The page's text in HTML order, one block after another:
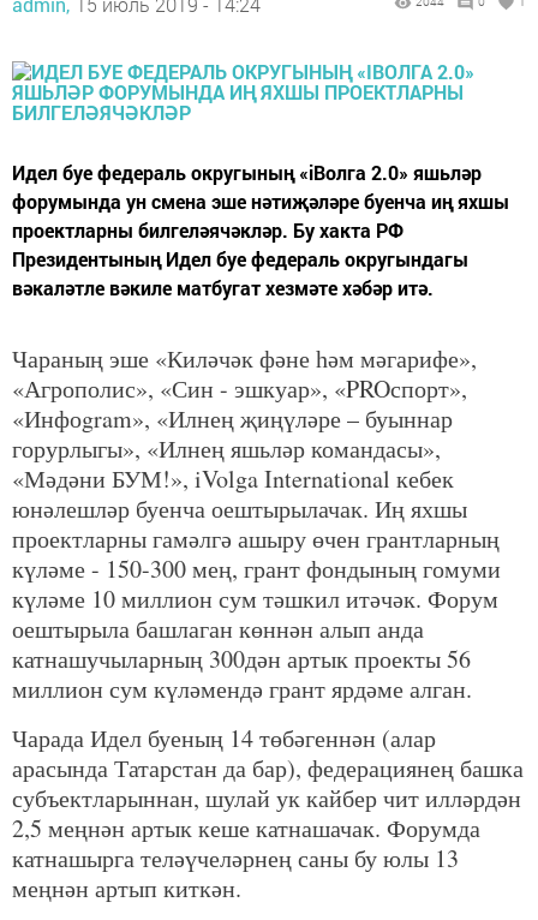
Идел буе федераль округының «iВолга 2.0» яшьләр
форумында ун смена эше нәтиҗәләре буенча иң яхшы
проектларны билгеләячәкләр. Бу хакта РФ
Президентының Идел буе федераль округындагы
вәкаләтле вәкиле матбугат хезмәте хәбәр итә.
Чараның эше «Киләчәк фәне һәм мәгарифе»,
«Агрополис», «Син - эшкуар», «PROспорт»,
«Инфоgram», «Илнең җиңүләре – буыннар
горурлыгы», «Илнең яшьләр командасы»,
«Мәдәни БУМ!», iVolga International кебек
юнәлешләр буенча оештырылачак. Иң яхшы
проектларны гамәлгә ашыру өчен грантларның
күләме - 150-300 мең, грант фондының гомуми
күләме 10 миллион сум тәшкил итәчәк. Форум
оештырыла башлаган көннән алып анда
катнашучыларның 300дән артык проекты 56
миллион сум күләмендә грант ярдәме алган.
Чарада Идел буеның 14 төбәгеннән (алар
арасында Татарстан да бар), федерациянең башка
субъектларыннан, шулай ук кайбер чит илләрдән
2,5 меңнән артык кеше катнашачак. Форумда
катнашырга теләүчеләрнең саны бу юлы 13
меңнән артып киткән.